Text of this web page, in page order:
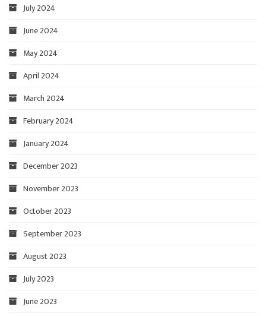
July 2024
June 2024
May 2024
April 2024
March 2024
February 2024
January 2024
December 2023
November 2023
October 2023
September 2023
August 2023
July 2023
June 2023